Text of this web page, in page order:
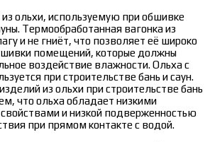
ольхи, используемую при обшивке
Термообработанная вагонка из
и не гниёт, что позволяет её широко
помещений, которые должны
воздействие влажности. Ольха с
при строительстве бань и саун.
из ольхи при строительстве бань
что ольха обладает низкими
и низкой подверженностью
при прямом контакте с водой.